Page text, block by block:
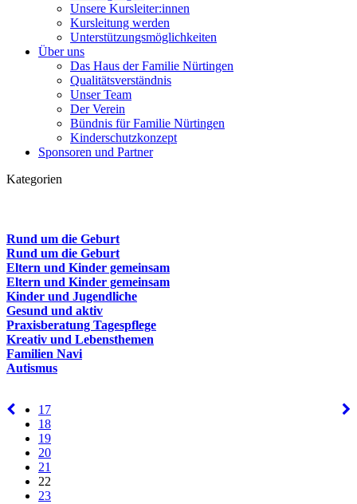
Unsere Kursleiter:innen
Kursleitung werden
Unterstützungsmöglichkeiten
Über uns
Das Haus der Familie Nürtingen
Qualitätsverständnis
Unser Team
Der Verein
Bündnis für Familie Nürtingen
Kinderschutzkonzept
Sponsoren und Partner
Kategorien
Rund um die Geburt
Rund um die Geburt
Eltern und Kinder gemeinsam
Eltern und Kinder gemeinsam
Kinder und Jugendliche
Gesund und aktiv
Praxisberatung Tagespflege
Kreativ und Lebensthemen
Familien Navi
Autismus
17
18
19
20
21
22
23